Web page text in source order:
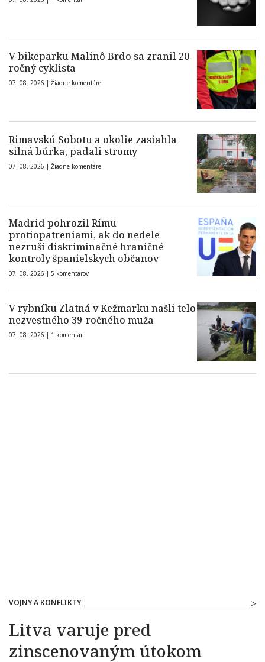
V bikeparku Malinô Brdo sa zranil 20-
ročný cyklista
07. 08. 2026 | Žiadne komentáre
Rimavskú Sobotu a okolie zasiahla
silná búrka, padali stromy
07. 08. 2026 | Žiadne komentáre
Madrid pohrozil Rímu
protiopatreniami, ak do nedele
nezruší diskriminačné hraničné
kontroly španielskych občanov
07. 08. 2026 | 5 komentárov
V rybníku Zlatná v Kežmarku našli telo
nezvestného 39-ročného muža
07. 08. 2026 | 1 komentár
VOJNY A KONFLIKTY
Litva varuje pred
zinscenovaným útokom